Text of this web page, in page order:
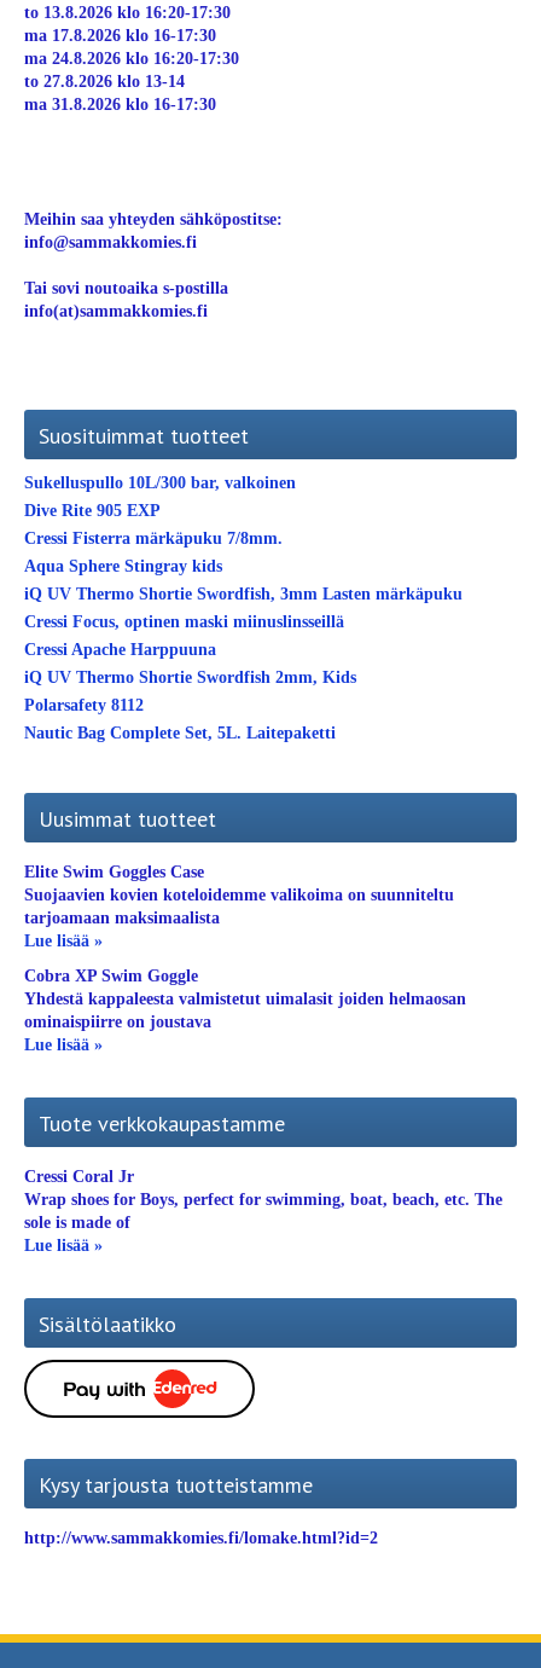
to 13.8.2026 klo 16:20-17:30
ma 17.8.2026 klo 16-17:30
ma 24.8.2026 klo 16:20-17:30
to 27.8.2026 klo 13-14
ma 31.8.2026 klo 16-17:30
Meihin saa yhteyden sähköpostitse:
info@sammakkomies.fi
Tai sovi noutoaika s-postilla
info(at)sammakkomies.fi
Suosituimmat tuotteet
Sukelluspullo 10L/300 bar, valkoinen
Dive Rite 905 EXP
Cressi Fisterra märkäpuku 7/8mm.
Aqua Sphere Stingray kids
iQ UV Thermo Shortie Swordfish, 3mm Lasten märkäpuku
Cressi Focus, optinen maski miinuslinsseillä
Cressi Apache Harppuuna
iQ UV Thermo Shortie Swordfish 2mm, Kids
Polarsafety 8112
Nautic Bag Complete Set, 5L. Laitepaketti
Uusimmat tuotteet
Elite Swim Goggles Case
Suojaavien kovien koteloidemme valikoima on suunniteltu
tarjoamaan maksimaalista
Lue lisää »
Cobra XP Swim Goggle
Yhdestä kappaleesta valmistetut uimalasit joiden helmaosan
ominaispiirre on joustava
Lue lisää »
Tuote verkkokaupastamme
Cressi Coral Jr
Wrap shoes for Boys, perfect for swimming, boat, beach, etc. The
sole is made of
Lue lisää »
Sisältölaatikko
Kysy tarjousta tuotteistamme
http://www.sammakkomies.fi/lomake.html?id=2